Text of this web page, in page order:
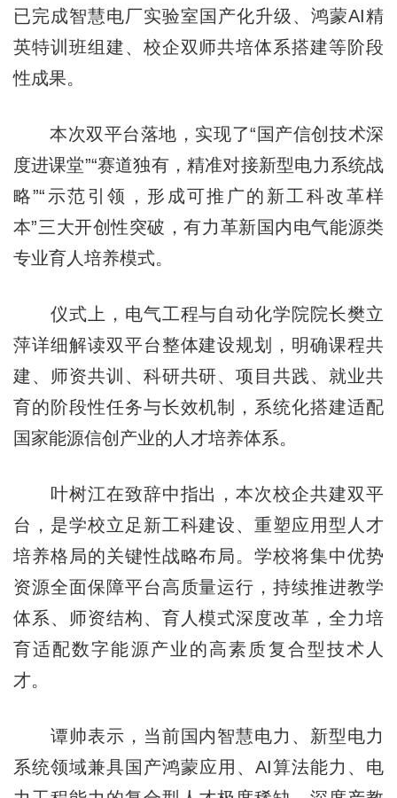
已完成智慧电厂实验室国产化升级、鸿蒙AI精
英特训班组建、校企双师共培体系搭建等阶段
性成果。
本次双平台落地，实现了“国产信创技术深
度进课堂”“赛道独有，精准对接新型电力系统战
略”“示范引领，形成可推广的新工科改革样
本”三大开创性突破，有力革新国内电气能源类
专业育人培养模式。
仪式上，电气工程与自动化学院院长樊立
萍详细解读双平台整体建设规划，明确课程共
建、师资共训、科研共研、项目共践、就业共
育的阶段性任务与长效机制，系统化搭建适配
国家能源信创产业的人才培养体系。
叶树江在致辞中指出，本次校企共建双平
台，是学校立足新工科建设、重塑应用型人才
培养格局的关键性战略布局。学校将集中优势
资源全面保障平台高质量运行，持续推进教学
体系、师资结构、育人模式深度改革，全力培
育适配数字能源产业的高素质复合型技术人
才。
谭帅表示，当前国内智慧电力、新型电力
系统领域兼具国产鸿蒙应用、AI算法能力、电